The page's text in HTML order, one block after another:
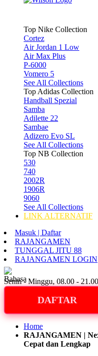
Top Nike Collection
Cortez
Air Jordan 1 Low
Air Max Plus
P-6000
Vomero 5
See All Collections
Top Adidas Collection
Handball Spezial
Samba
Adilette 22
Sambae
Adizero Evo SL
See All Collections
Top NB Collection
530
740
2002R
1906R
9060
See All Collections
LINK ALTERNATIF
Masuk | Daftar
RAJANGAMEN
TUNGGAL JITU 88
RAJANGAMEN LOGIN
Senin - Minggu, 08.00 -
DAFTAR
Home
RAJANGAMEN |
Cepat dan Lengkap